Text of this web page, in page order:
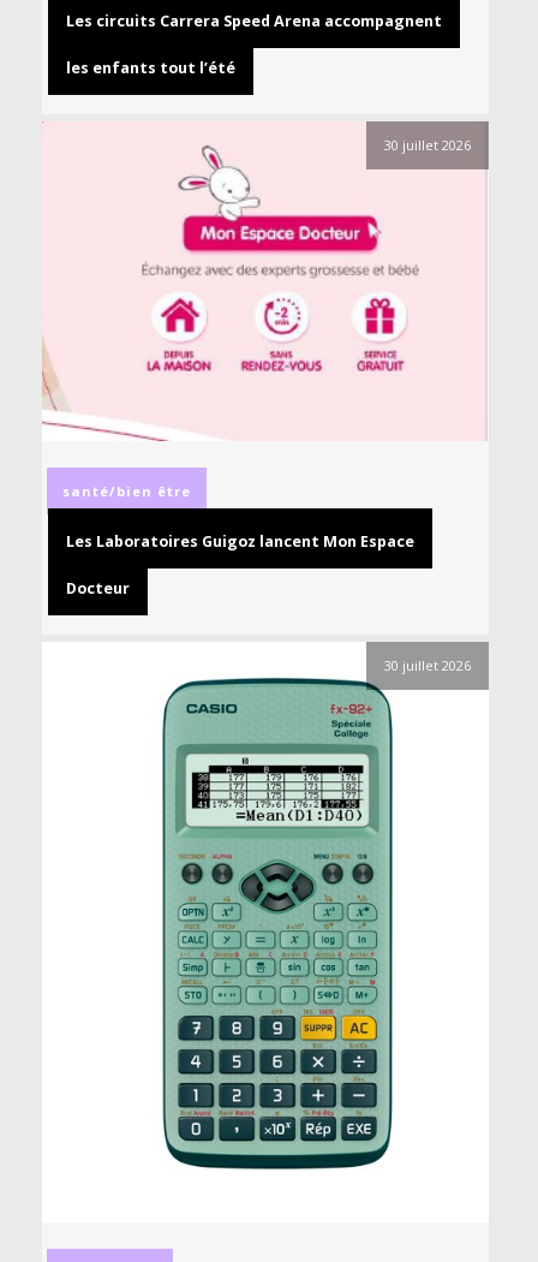
Les circuits Carrera Speed Arena accompagnent
les enfants tout l’été
30 juillet 2026
santé/bien être
Les Laboratoires Guigoz lancent Mon Espace
Docteur
30 juillet 2026